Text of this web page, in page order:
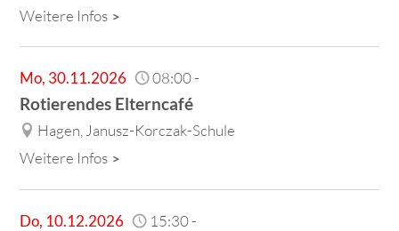
Weitere Infos
Mo, 30.11.2026 08:00-
Rotierendes Elterncafé
Hagen, Janusz-Korczak-Schule
Weitere Infos
Do, 10.12.2026 15:30-